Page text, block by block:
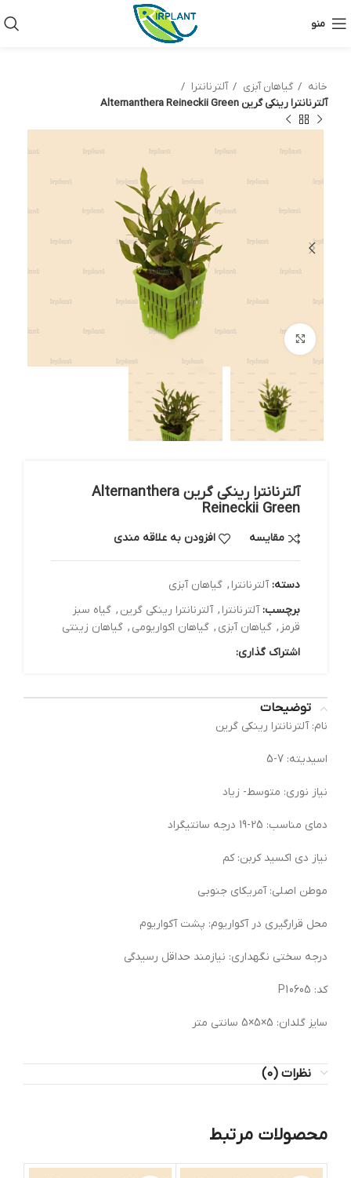
منو
خانه گیاهان آبزی
آلترنانترا
آلترنانترا رینکی گرین Alternanthera Reineckii Green
بزرگنمایی تصویر
آلترنانترا رینکی گرین Alternanthera
Reineckii Green
مقایسه افزودن به علاقه مندی
دسته: آلترنانترا , گیاهان آبزی
برچسب: آلترنانترا , آلترنانترا رینکی گرین , گیاه سبز
قرمز , گیاهان آبزی , گیاهان اکواریومی , گیاهان زینتی
اشتراک گذاری:
توضیحات
نام: آلترنانترا رینکی گرین
اسیدیته: 7-5
نیاز نوری: متوسط- زیاد
دمای مناسب: 25-19 درجه سانتیگراد
نیاز دی اکسید کربن: کم
موطن اصلی: آمریکای جنوبی
محل قرارگیری در آکواریوم: پشت آکواریوم
درجه سختی نگهداری: نیازمند حداقل رسیدگی
کد: 0605 P1
سایز گلدان: 5×5×5 سانتی متر
نظرات (0)
محصولات مرتبط